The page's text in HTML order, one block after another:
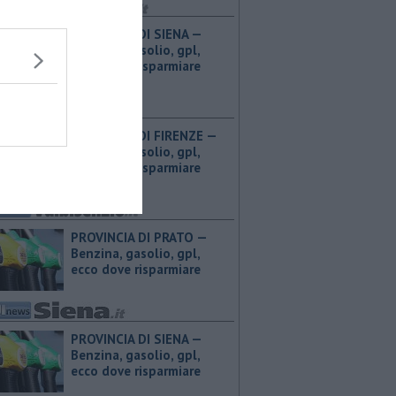
PROVINCIA DI SIENA — ​
Benzina, gasolio, gpl,
ecco dove risparmiare
PROVINCIA DI FIRENZE — ​
Benzina, gasolio, gpl,
ecco dove risparmiare
PROVINCIA DI PRATO — ​
Benzina, gasolio, gpl,
ecco dove risparmiare
PROVINCIA DI SIENA — ​
Benzina, gasolio, gpl,
ecco dove risparmiare